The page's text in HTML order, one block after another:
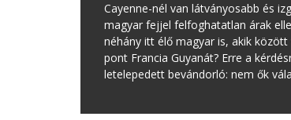
Cayenne-nél van látványosabb és
magyar fejjel felfoghatatlan árak
néhány itt élő magyar is, akik
pont Francia Guyanát? Erre a
letelepedett bevándorló: nem ők